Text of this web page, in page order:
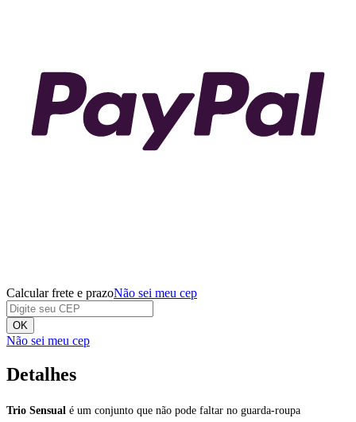
Calcular frete e prazoNão sei meu cep
OK
Não sei meu cep
Detalhes
Trio Sensual é um conjunto que não pode faltar no guarda-roupa